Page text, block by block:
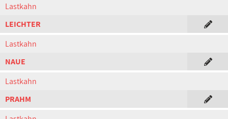
Lastkahn
LEICHTER
Lastkahn
NAUE
Lastkahn
PRAHM